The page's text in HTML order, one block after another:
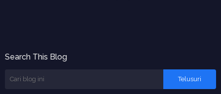
Search This Blog